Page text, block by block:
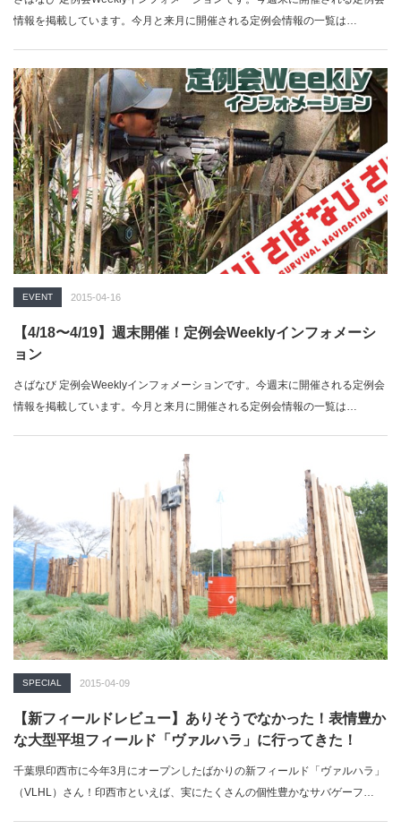
情報を掲載しています。今月と来月に開催される定例会情報の一覧は…
EVENT 2015-04-16
【4/18〜4/19】週末開催！定例会Weeklyインフォメーシ
ョン
さばなび 定例会Weeklyインフォメーションです。今週末に開催される定例会
情報を掲載しています。今月と来月に開催される定例会情報の一覧は…
SPECIAL 2015-04-09
【新フィールドレビュー】ありそうでなかった！表情豊か
な大型平坦フィールド「ヴァルハラ」に行ってきた！
千葉県印西市に今年3月にオープンしたばかりの新フィールド「ヴァルハラ」
（VLHL）さん！印西市といえば、実にたくさんの個性豊かなサバゲーフ…